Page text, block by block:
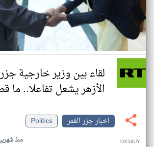
لقاء بين وزير خارجية
الأزهر يشعل تفاعلا.. ما
اخبار جزر القمر
Politics
منذ OX58UY